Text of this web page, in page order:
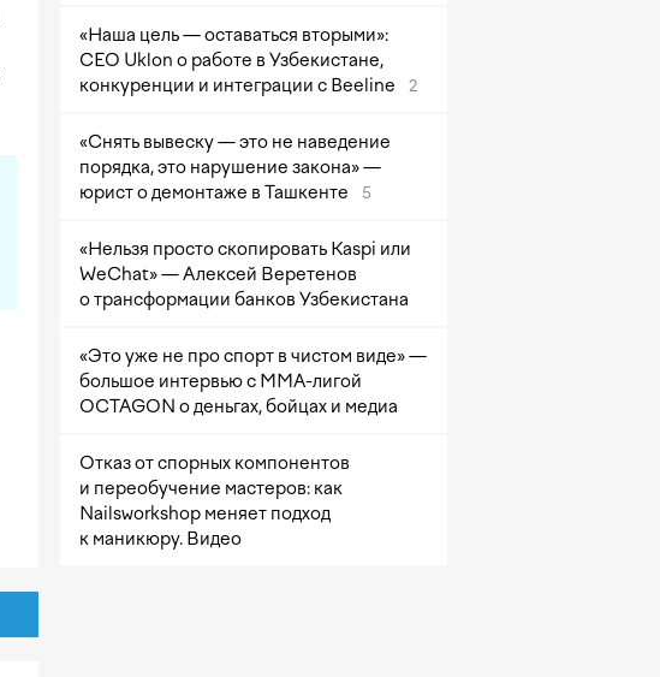
«Наша цель — оставаться вторыми»:
CEO Uklon о работе в Узбекистане,
конкуренции и интеграции с Beeline
2
«Снять вывеску — это не наведение
порядка, это нарушение закона» —
юрист о демонтаже в Ташкенте
5
«Нельзя просто скопировать Kaspi или
WeChat» — Алексей Веретенов
о трансформации банков Узбекистана
«Это уже не про спорт в чистом виде» —
большое интервью с ММА-лигой
OCTAGON о деньгах, бойцах и медиа
Отказ от спорных компонентов
и переобучение мастеров: как
Nailsworkshop меняет подход
к маникюру. Видео